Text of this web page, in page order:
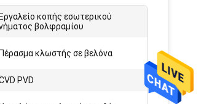
Εργαλείο κοπής εσωτερικού
βολφραμίου
Πέρασμα κλωστής σε βελόνα
PVD